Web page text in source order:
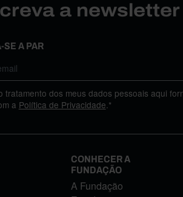
a
SE A PAR
tratamento dos meus dados pessoais aqui
a Política de Privacidade.*
CONHECER A
FUNDAÇÃO
A Fundação